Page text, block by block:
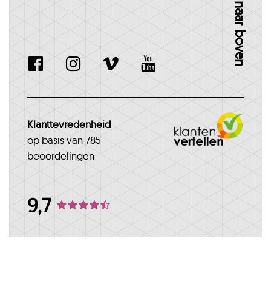
naar boven
Klanttevredenheid
op basis van 785
beoordelingen
9,7